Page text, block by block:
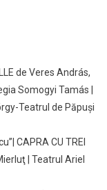
de Veres András,
Somogyi Tamás |
Teatrul de Păpuși
CAPRA CU TREI
| Teatrul Ariel